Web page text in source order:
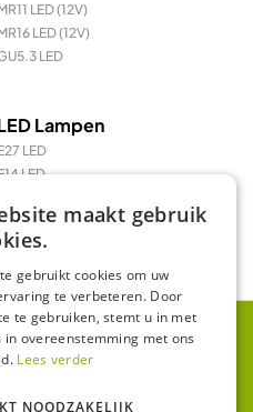
LED (12V)
LED (12V)
LED
Lampen
LED
LED
TL & LED PL
/ R7s LED
Klantenservice
maakt gebruik
gebruikt cookies om uw
te verbeteren. Door
te gebruiken, stemt u in met
in overeenstemming met ons
Lees verder
NOODZAKELIJK